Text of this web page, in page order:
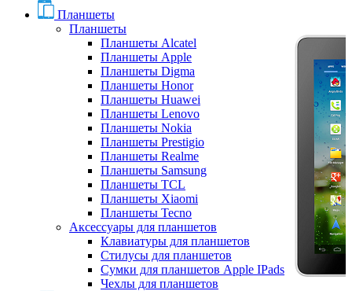
Планшеты
Планшеты
Планшеты Alcatel
Планшеты Apple
Планшеты Digma
Планшеты Honor
Планшеты Huawei
Планшеты Lenovo
Планшеты Nokia
Планшеты Prestigio
Планшеты Realme
Планшеты Samsung
Планшеты TCL
Планшеты Xiaomi
Планшеты Tecno
Аксессуары для планшетов
Клавиатуры для планшетов
Стилусы для планшетов
Сумки для планшетов Apple IPads
Чехлы для планшетов